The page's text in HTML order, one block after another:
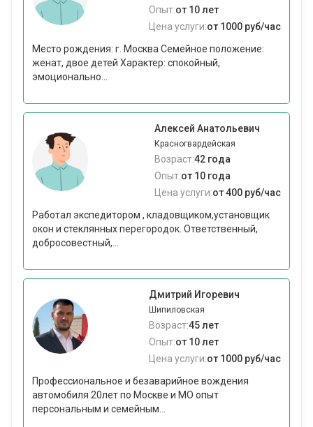
Опыт:от 10 лет
Цена услуги:от 1000 руб/час
Место рождения: г. Москва Семейное положение:
женат, двое детей Характер: спокойный,
эмоционально...
Алексей Анатольевич
Красногвардейская
Возраст:42 года
Опыт:от 10 года
Цена услуги:от 400 руб/час
Работал экспедитором , кладовщиком,установщик
окон и стеклянных перегородок. Ответственный,
добросовестный,...
Дмитрий Игоревич
Шипиловская
Возраст:45 лет
Опыт:от 10 лет
Цена услуги:от 1000 руб/час
Профессиональное и безаварийное вождения
автомобиля 20лет по Москве и МО опыт
персональным и семейным...